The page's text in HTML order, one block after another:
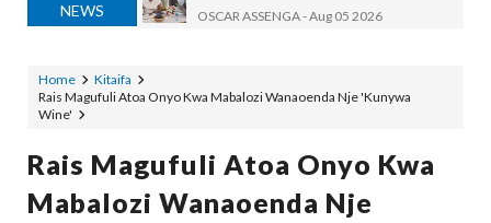
NEWS
OSCAR ASSENGA-Aug 05 2026
BARRICK NORTH MARA YAZIDI
WAKULIMA, WAFUGAJI, WAVUVI
MSUMBA -Aug 05 2026
Shamba Langu La Hekari Kumi
Home
Kitaifa
Rais Magufuli Atoa Onyo Kwa Mabalozi Wanaoenda Nje 'Kunywa
Wine'
Rais Magufuli Atoa Onyo Kwa
Mabalozi Wanaoenda Nje